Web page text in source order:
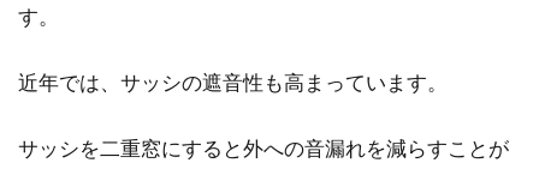
す。
近年では、サッシの遮音性も高まっています。
サッシを二重窓にすると外への音漏れを減らすことが